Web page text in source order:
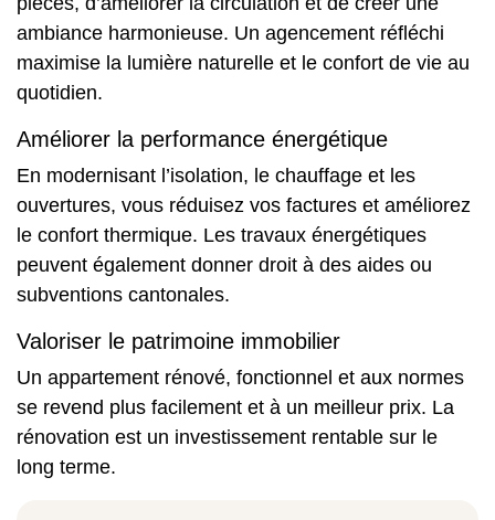
ambiance harmonieuse. Un agencement réfléchi
maximise la lumière naturelle et le confort de vie au
quotidien.
Améliorer la performance énergétique
En modernisant l’isolation, le chauffage et les
ouvertures, vous réduisez vos factures et améliorez
le confort thermique. Les travaux énergétiques
peuvent également donner droit à des aides ou
subventions cantonales.
Valoriser le patrimoine immobilier
Un appartement rénové, fonctionnel et aux normes
se revend plus facilement et à un meilleur prix. La
rénovation est un investissement rentable sur le
long terme.